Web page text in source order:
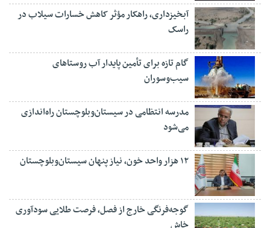
آبخیزداری، راهکار مؤثر کاهش خسارات سیلاب در
راسک
گام تازه برای تأمین پایدار آب روستاهای
سیب‌وسوران
مدرسه انتظامی در سیستان‌وبلوچستان راه‌اندازی
می‌شود
۱۲ هزار واحد خون، نیاز پنهان سیستان‌وبلوچستان
گوجه‌فرنگی خارج از فصل، فرصت طلایی سودآوری